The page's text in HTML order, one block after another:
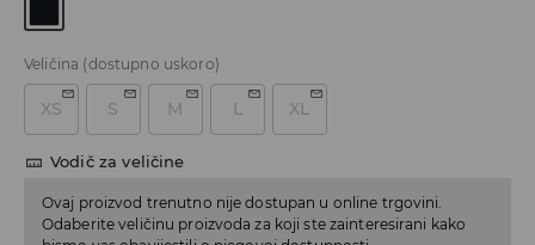
Veličina (dostupno uskoro)
XS S M L XL
Vodič za veličine
Ovaj proizvod trenutno nije dostupan u online trgovini.
Odaberite veličinu proizvoda za koji ste zainteresirani kako